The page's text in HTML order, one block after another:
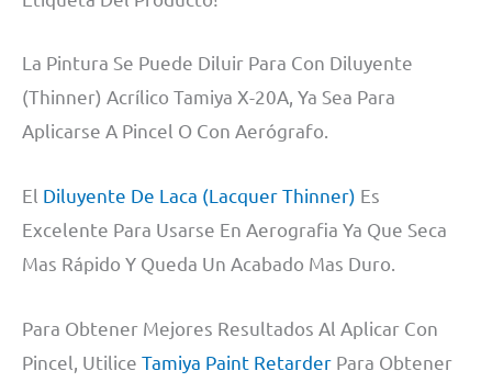
La Pintura Se Puede Diluir Para Con Diluyente
(Thinner) Acrílico Tamiya X-20A, Ya Sea Para
Aplicarse A Pincel O Con Aerógrafo.
El Diluyente De Laca (Lacquer Thinner) Es
Excelente Para Usarse En Aerografia Ya Que Seca
Mas Rápido Y Queda Un Acabado Mas Duro.
Para Obtener Mejores Resultados Al Aplicar Con
Pincel, Utilice Tamiya Paint Retarder Para Obtener